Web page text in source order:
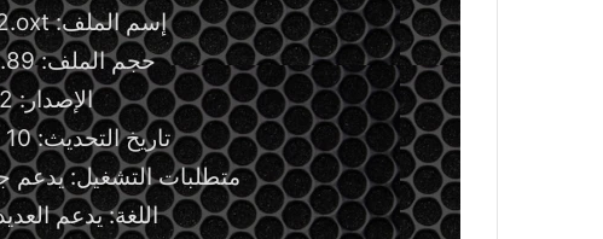
إسم الملف: iMath-2.3.2.oxt
حجم الملف: 6.89 ميجابايت
الإصدار: 2.3.2
تاريخ التحديث: 10 فبراير 2023
متطلبات التشغيل: يدعم
اللغة: يدعم